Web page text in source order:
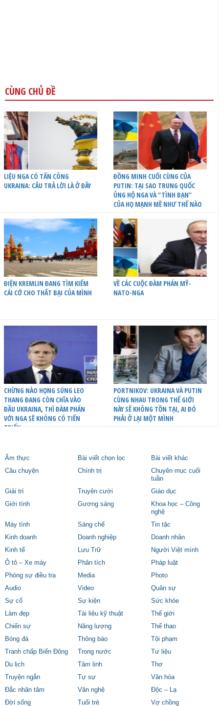
CÙNG CHỦ ĐỀ
LIỆU NGA CÓ TẤN CÔNG
UKRAINA: CÂU TRẢ LỜI LÀ Ở ĐÂY
ĐỒNG MINH CUỐI CÙNG CỦA
PUTIN: TẠI SAO TRUNG QUỐC
ỦNG HỘ NGA VÀ “TÌNH BẠN”
CỦA HỌ MẠNH MẼ NHƯ THẾ NÀO
ĐIỆN KREMLIN ĐANG TÌM KIẾM
CÁI CỚ CHO THẤT BẠI CỦA MÌNH
VỀ CÁC CUỘC ĐÀM PHÁN MỸ-
NATO-NGA
CHỪNG NÀO HỌNG SÚNG LEO
THANG ĐANG CÒN CHĨA VÀO
ĐẦU UKRAINA, THÌ ĐÀM PHÁN
VỚI NGA SẼ KHÔNG CÓ TIẾN
TRIỂN
PORTNIKOV: UKRAINA VÀ PUTIN
CÙNG NHAU TRONG THẾ GIỚI
NÀY SẼ KHÔNG TỒN TẠI, AI ĐÓ
PHẢI Ở LẠI MỘT MÌNH
Ẩm thực Bài viết chọn lọc
Bài viết khác
Câu chuyện
Chính trị
Chuyên mục cuối
tuần
Giải trí
Truyện cười
Giáo dục
Giới tính
Gương sáng
Khoa học – Công
nghệ
Máy tính
Sáng chế
Tin tặc
Kinh doanh
Doanh nghiệp
Doanh nhân
Kinh tế
Lưu Trữ
Người Việt mình
Ô tô – Xe máy
Phân tích
Pháp luật
Phóng sự điều tra
Media
Photo
Audio
Video
Quân sự
Sự cố
Sự kiện
Sức khỏe
Làm đẹp
Tài liệu kỹ thuật
Thế giới
Chiến sự
Năng lượng
Thể thao
Bóng đá
Thông báo
Tội phạm
Tranh chấp Biển Đông
Trong nước
Tư liệu
Du lịch
Tâm linh
Thơ
Truyện ngắn
Tự sự
Văn hóa
Đắc nhân tâm
Văn nghệ
Độc – Lạ
Đời sống
Tuổi trẻ Vợ chồng